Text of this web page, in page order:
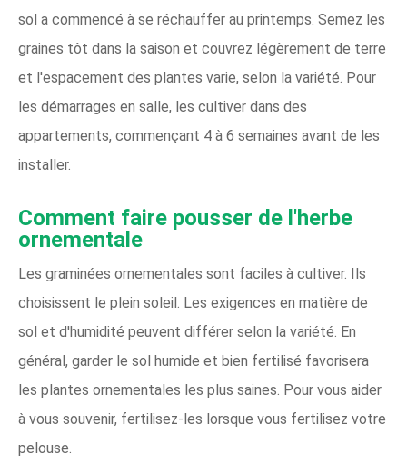
sol a commencé à se réchauffer au printemps. Semez les
graines tôt dans la saison et couvrez légèrement de terre
et l'espacement des plantes varie, selon la variété. Pour
les démarrages en salle, les cultiver dans des
appartements, commençant 4 à 6 semaines avant de les
installer.
Comment faire pousser de l'herbe
ornementale
Les graminées ornementales sont faciles à cultiver. Ils
choisissent le plein soleil. Les exigences en matière de
sol et d'humidité peuvent différer selon la variété. En
général, garder le sol humide et bien fertilisé favorisera
les plantes ornementales les plus saines. Pour vous aider
à vous souvenir, fertilisez-les lorsque vous fertilisez votre
pelouse.